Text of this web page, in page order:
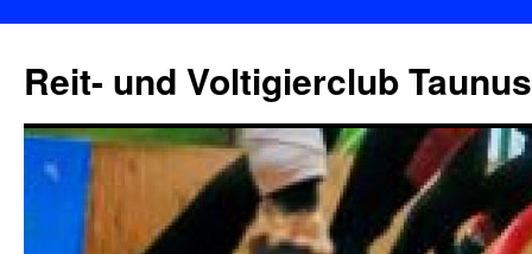
Reit- und Voltigierclub